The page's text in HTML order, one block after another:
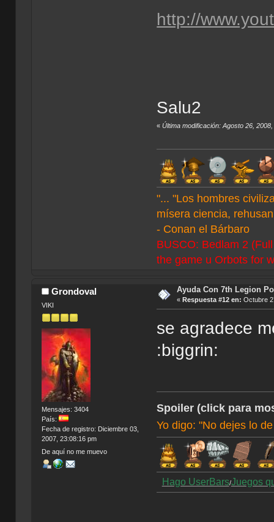
http://
Salu2
«Última modificación: Agosto 26,
"... "Los hombres
mísera ciencia,
- Conan el Bárbaro
BUSCO: Bedlam 2
the game u Orbots for
Grondoval
VIKI
Mensajes: 3404
País:
Fecha de registro: Diciembre 03,
2007, 23:08:16 pm
De aquí no me muevo
Ayuda Con 7th Legion
« Respuesta #12 en: Octubre
se agradece
:biggrin:
Spoiler (click para
Yo digo: "No dejes lo
Hago UserBars/Juegos